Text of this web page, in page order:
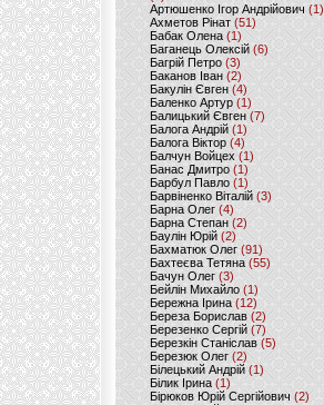
Артюшенко Ігор Андрійович(1)
Ахметов Рінат(51)
Бабак Олена(1)
Баганець Олексій(6)
Багрій Петро (3)
Баканов Іван(2)
Бакулін Євген (4)
Баленко Артур(1)
Балицький Євген(7)
Балога Андрій (1)
Балога Віктор (4)
Балчун Войцех (1)
Банас Дмитро (1)
Барбул Павло(1)
Барвіненко Віталій(3)
Барна Олег (4)
Барна Степан (2)
Баулін Юрій (2)
Бахматюк Олег (91)
Бахтеєва Тетяна(55)
Бачун Олег (3)
Бейлін Михайло (1)
Бережна Ірина(12)
Береза Борислав(2)
Березенко Сергій (7)
Березкін Станіслав (5)
Березюк Олег(2)
Білецький Андрій (1)
Білик Ірина (1)
Бірюков Юрій Сергійович (2)